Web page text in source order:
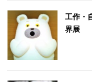
工作・
界展